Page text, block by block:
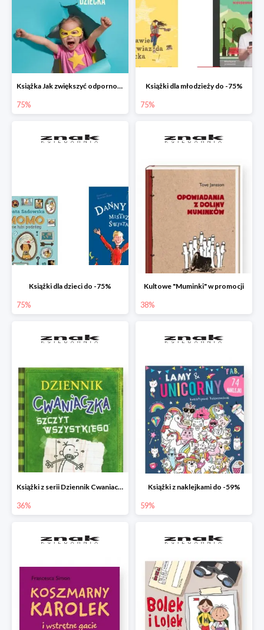
Książka Jak zwiększyć odporność swojego dziecka w promocji
75%
Książki dla młodzieży do -75%
75%
Książki dla dzieci do -75%
75%
Kultowe "Muminki" w promocji
38%
Książki z serii Dziennik Cwaniaczka
36%
Książki z naklejkami do -59%
59%